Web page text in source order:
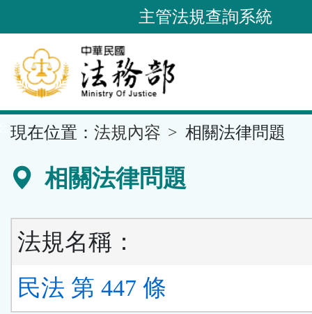
到
要
內
容
區
主管法規查詢系統
現在位置： 法規內容 相關法律問題
相關法律問題
法規名稱：
民法 第 447 條